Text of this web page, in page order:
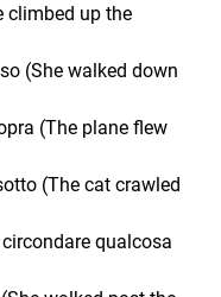
climbed up the
(She walked down
(The plane flew
(The cat crawled
qualcosa